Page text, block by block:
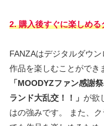
2. 購入後すぐに楽しめる
FANZAはデジタルダウ
作品を楽しむことができ
「MOODYZファン感謝
ランド大乱交！！」 が欲
はの強みです。 また、